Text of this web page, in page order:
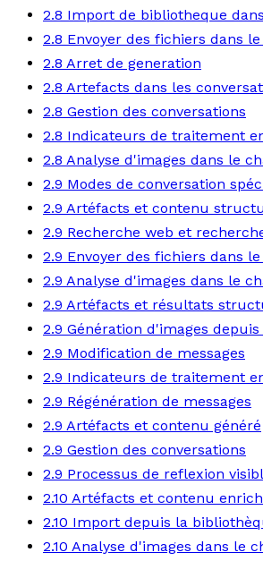
2.8 Import de bibliotheque
2.8 Envoyer des fichiers dans
2.8 Arret de generation
2.8 Artefacts dans les
2.8 Gestion des conversations
2.8 Indicateurs de traitement
2.8 Analyse d'images dans le
2.9 Modes de conversation
2.9 Artéfacts et contenu
2.9 Recherche web et
2.9 Envoyer des fichiers dans
2.9 Analyse d'images dans le
2.9 Artéfacts et résultats
2.9 Génération d'images
2.9 Modification de messages
2.9 Indicateurs de traitement
2.9 Régénération de messages
2.9 Artéfacts et contenu généré
2.9 Gestion des conversations
2.9 Processus de reflexion
2.10 Artéfacts et contenu
2.10 Import depuis la
2.10 Analyse d'images dans le